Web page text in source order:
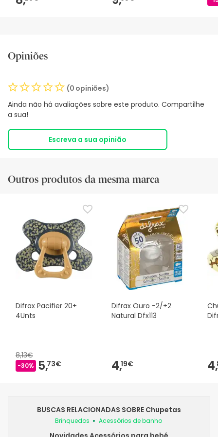
Opiniões
(0 opiniões)
Ainda não há avaliações sobre este produto. Compartilhe
a sua!
Escreva a sua opinião
Outros produtos da mesma marca
Difrax Pacifier 20+
4Unts
8,13€
-30% 5,73€
Difrax Ouro -2/+2
Natural Dfx113
4,19€ 4,
BUSCAS RELACIONADAS SOBRE Chupetas
Brinquedos Acessórios de banho